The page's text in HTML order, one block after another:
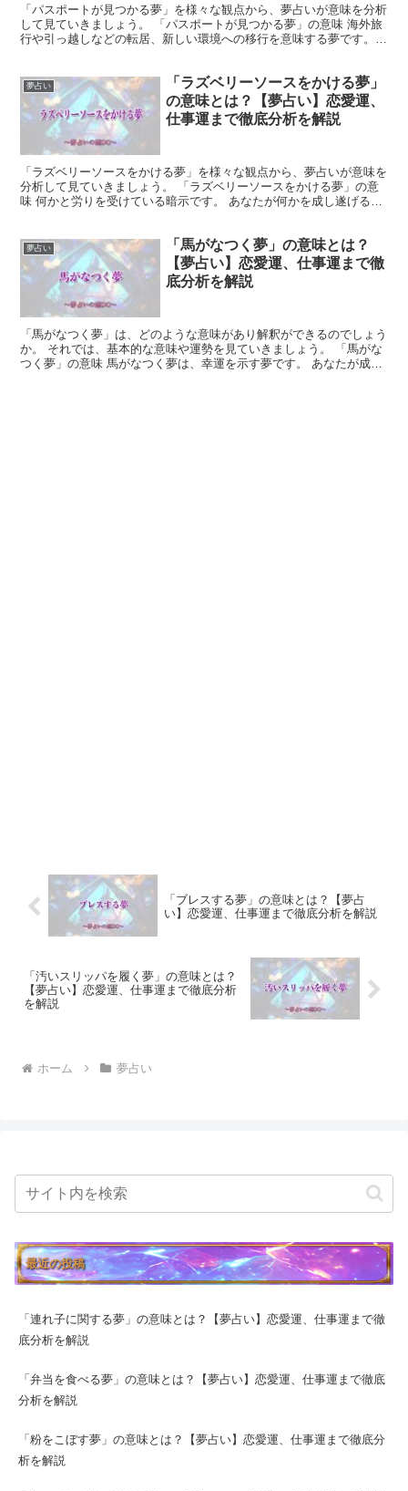
「パスポートが見つかる夢」を様々な観点から、夢占いが意味を分析
して見ていきましょう。 「パスポートが見つかる夢」の意味 海外旅
行や引っ越しなどの転居、新しい環境への移行を意味する夢です。
夢占い
「ラズベリーソースをかける夢」
の意味とは？【夢占い】恋愛運、
仕事運まで徹底分析を解説
「ラズベリーソースをかける夢」を様々な観点から、夢占いが意味を
分析して見ていきましょう。 「ラズベリーソースをかける夢」の意
味 何かと労りを受けている暗示です。 あなたが何かを成し遂げるた
夢占い
「馬がなつく夢」の意味とは？
【夢占い】恋愛運、仕事運まで徹
底分析を解説
「馬がなつく夢」は、どのような意味があり解釈ができるのでしょう
か。 それでは、基本的な意味や運勢を見ていきましょう。 「馬がな
つく夢」の意味 馬がなつく夢は、幸運を示す夢です。 あなたが成功
「ブレスする夢」の意味とは？【夢占
い】恋愛運、仕事運まで徹底分析を解説
「汚いスリッパを履く夢」の意味とは？
【夢占い】恋愛運、仕事運まで徹底分析
を解説
ホーム 夢占い
最近の投稿
「連れ子に関する夢」の意味とは？【夢占い】恋愛運、仕事運まで徹
底分析を解説
「弁当を食べる夢」の意味とは？【夢占い】恋愛運、仕事運まで徹底
分析を解説
「粉をこぼす夢」の意味とは？【夢占い】恋愛運、仕事運まで徹底分
析を解説